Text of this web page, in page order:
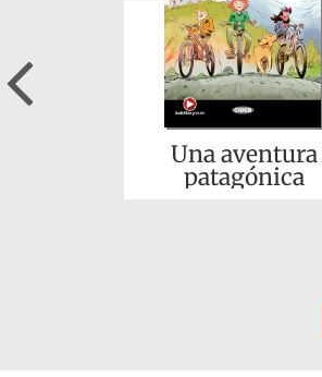
Una aventura
patagónica
Previous